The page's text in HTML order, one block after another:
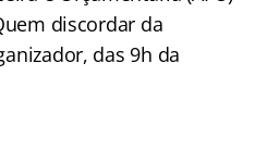
discordar da
das 9h da